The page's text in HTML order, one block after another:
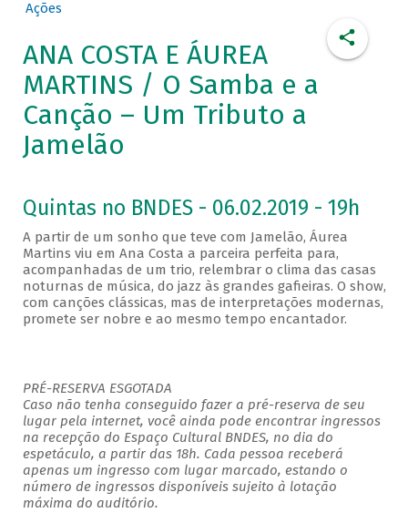
Ações
ANA COSTA E ÁUREA
MARTINS / O Samba e a
Canção – Um Tributo a
Jamelão
Quintas no BNDES - 06.02.2019 - 19h
A partir de um sonho que teve com Jamelão, Áurea
Martins viu em Ana Costa a parceira perfeita para,
acompanhadas de um trio, relembrar o clima das casas
noturnas de música, do jazz às grandes gafieiras. O show,
com canções clássicas, mas de interpretações modernas,
promete ser nobre e ao mesmo tempo encantador.
PRÉ-RESERVA ESGOTADA
Caso não tenha conseguido fazer a pré-reserva de seu
lugar pela internet, você ainda pode encontrar ingressos
na recepção do Espaço Cultural BNDES, no dia do
espetáculo, a partir das 18h. Cada pessoa receberá
apenas um ingresso com lugar marcado, estando o
número de ingressos disponíveis sujeito à lotação
máxima do auditório.